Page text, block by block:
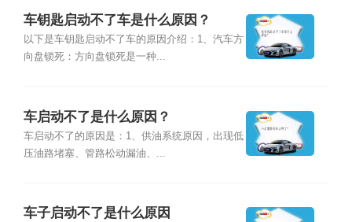
车钥匙启动不了车是什么原因？
以下是车钥匙启动不了车的原因介绍：1、汽车方
向盘锁死：方向盘锁死是一种...
车启动不了是什么原因？
车启动不了的原因是：1、供油系统原因，出现低
压油路堵塞、管路松动漏油、...
车子启动不了是什么原因